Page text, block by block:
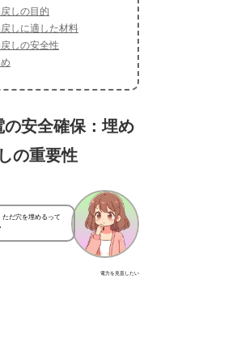
しの目的
しに適した材料
しの安全性
の安全確保：埋め
の重要性
電力を見直したい
だ穴を埋めるって